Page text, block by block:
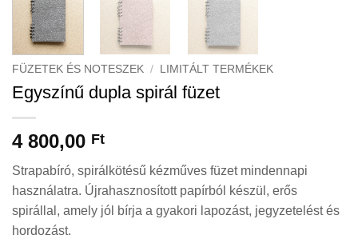
FÜZETEK ÉS NOTESZEK / LIMITÁLT TERMÉKEK
Egyszínű dupla spirál füzet
4 800,00 Ft
Strapabíró, spirálkötésű kézműves füzet mindennapi
használatra. Újrahasznosított papírból készül, erős
spirállal, amely jól bírja a gyakori lapozást, jegyzetelést és
hordozást.